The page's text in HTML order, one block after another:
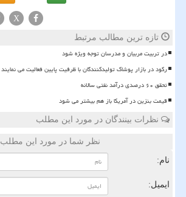
X
تازه ترین مطالب مرتبط
در تربیت مربیان و مدرسان توجه ویژه شود
رکود در بازار پوشاک تولیدکنندگان با ظرفیت پایین فعالیت می نمایند
تحقق ۶۰ درصدی درآمد نفتی سالانه
قیمت بنزین در آمریکا باز هم بیشتر می شود
نظرات بینندگان در مورد این مطلب
نظر شما در مورد این مطلب
نام:
ایمیل: